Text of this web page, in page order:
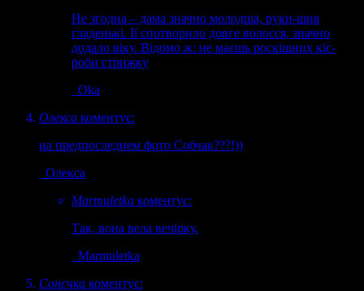
Не згодна – дама значно молодша, руки-шия
гладенькі. Ії спотворило довге волосся, значно
додало віку. Відомо ж: не маєшь роскішних кіс-
роби стрижку
Oka
Олекса коментує:
на предпоследнем фото Собчак???!))
Олекса
Marmuletka коментує:
Так, вона вела вечірку.
Marmuletka
Сонєчка коментує: